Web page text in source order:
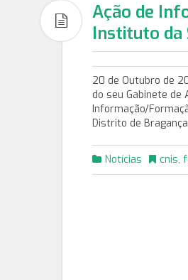
Ação de
Instituto da
20 de Outubro de
do seu Gabinete de
Informação/
Distrito de
Notícias cnis,